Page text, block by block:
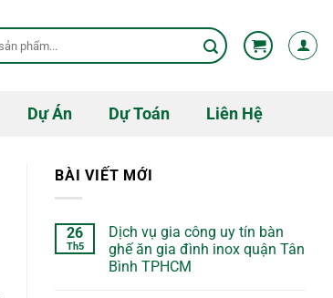
Dự Án Dự Toán Liên Hệ
BÀI VIẾT MỚI
26
Th5
Dịch vụ gia công uy tín bàn
ghế ăn gia đình inox quận Tân
Bình TPHCM